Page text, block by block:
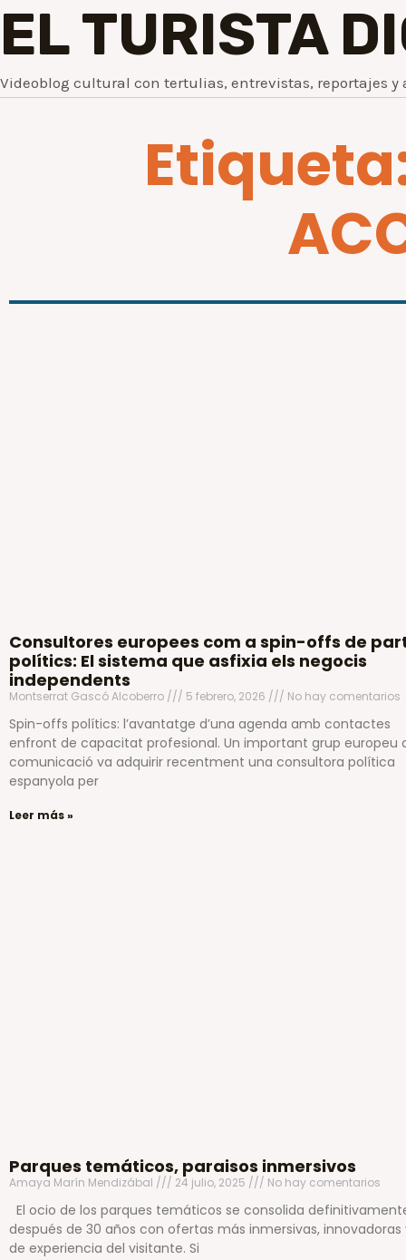
EL TURISTA
Videoblog cultural con tertulias, entrevistas, reportajes y
Etiqueta:
Consultores europees com a spin-offs de
polítics: El sistema que asfixia els negocis
independents
Montserrat Gascó Alcoberro 5 febrero, 2026 No hay comentarios
Spin-offs polítics: l’avantatge d’una agenda amb contactes
enfront de capacitat profesional. Un important grup europeu
comunicació va adquirir recentment una consultora política
espanyola per
Leer más »
Parques temáticos, paraisos inmersivos
Amaya Marín Mendizábal 24 julio, 2025 No hay comentarios
El ocio de los parques temáticos se consolida
después de 30 años con ofertas más inmersivas, innovadoras
de experiencia del visitante. Si